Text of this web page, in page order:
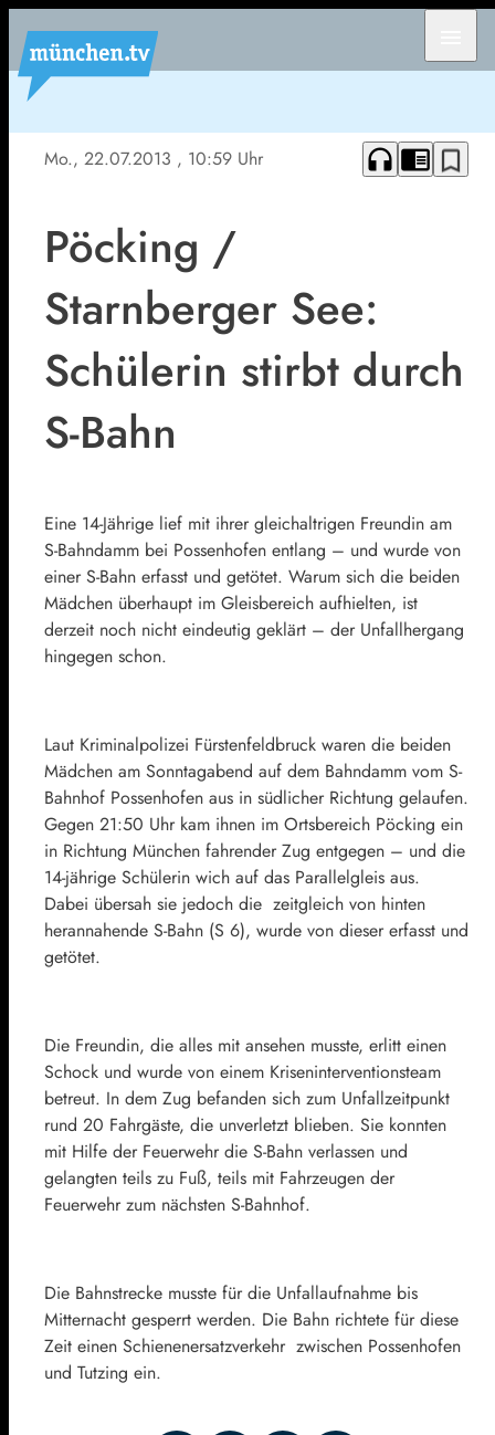
Mo., 22.07.2013 , 10:59 Uhr headphones chrome_reader_mode bookmark_border
Pöcking /
Starnberger See:
Schülerin stirbt durch
S-Bahn
Eine 14-Jährige lief mit ihrer gleichaltrigen Freundin am
S-Bahndamm bei Possenhofen entlang – und wurde von
einer S-Bahn erfasst und getötet. Warum sich die beiden
Mädchen überhaupt im Gleisbereich aufhielten, ist
derzeit noch nicht eindeutig geklärt – der Unfallhergang
hingegen schon.
Laut Kriminalpolizei Fürstenfeldbruck waren die beiden
Mädchen am Sonntagabend auf dem Bahndamm vom S-
Bahnhof Possenhofen aus in südlicher Richtung gelaufen.
Gegen 21:50 Uhr kam ihnen im Ortsbereich Pöcking ein
in Richtung München fahrender Zug entgegen – und die
14-jährige Schülerin wich auf das Parallelgleis aus.
Dabei übersah sie jedoch die zeitgleich von hinten
herannahende S-Bahn (S 6), wurde von dieser erfasst und
getötet.
Die Freundin, die alles mit ansehen musste, erlitt einen
Schock und wurde von einem Kriseninterventionsteam
betreut. In dem Zug befanden sich zum Unfallzeitpunkt
rund 20 Fahrgäste, die unverletzt blieben. Sie konnten
mit Hilfe der Feuerwehr die S-Bahn verlassen und
gelangten teils zu Fuß, teils mit Fahrzeugen der
Feuerwehr zum nächsten S-Bahnhof.
Die Bahnstrecke musste für die Unfallaufnahme bis
Mitternacht gesperrt werden. Die Bahn richtete für diese
Zeit einen Schienenersatzverkehr zwischen Possenhofen
und Tutzing ein.